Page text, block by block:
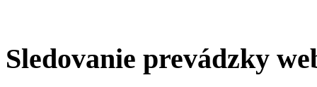
Sledovanie prevádzky